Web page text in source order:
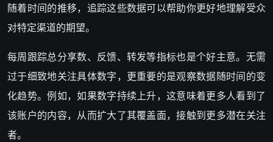
随着时间的推移，追踪这些数据可以帮助你更好地理解受众
对特定渠道的期望。
每周跟踪总分享数、反馈、转发等指标也是个好主意。无需
过于细致地关注具体数字，更重要的是观察数据随时间的变
化趋势。例如，如果数字持续上升，这意味着更多人看到了
该账户的内容，从而扩大了其覆盖面，接触到更多潜在关注
者。